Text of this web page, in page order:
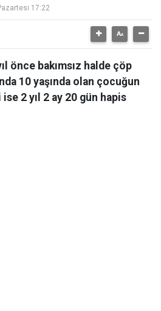
17:22
önce bakımsız halde çöp
10 yaşında olan çocuğun
2 yıl 2 ay 20 gün hapis